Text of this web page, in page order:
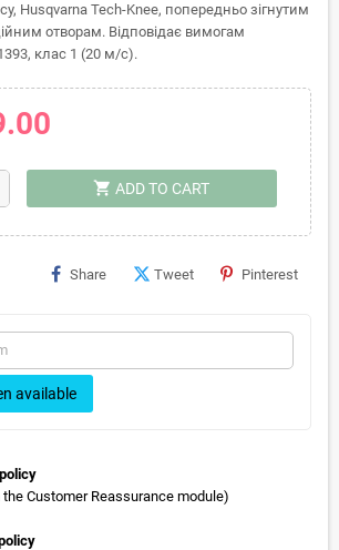
Husqvarna Tech-Knee, попередньо зігнутим
отворам. Відповідає вимогам
клас 1 (20 м/с).
shopping_cart ADD TO CART
Share Tweet Pinterest
available
Customer Reassurance module)